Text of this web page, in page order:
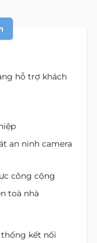
hỗ trợ khách
an ninh camera
công cộng
toà nhà
kết nối